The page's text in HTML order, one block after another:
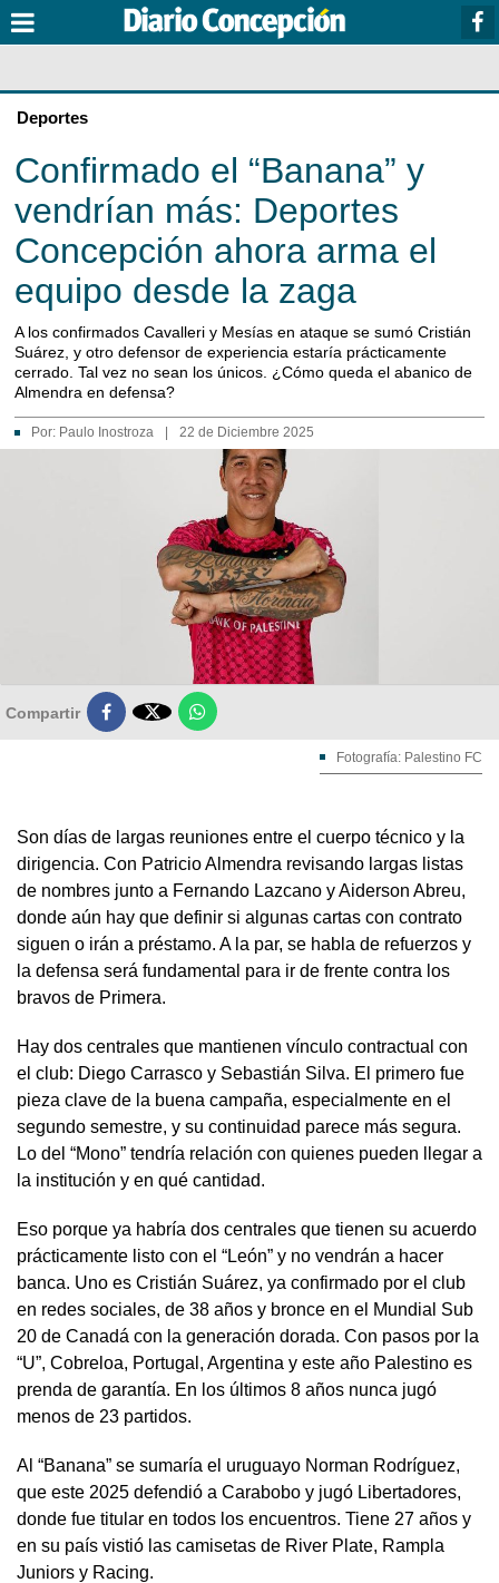
Deportes
Confirmado el “Banana” y
vendrían más: Deportes
Concepción ahora arma el
equipo desde la zaga
A los confirmados Cavalleri y Mesías en ataque se sumó Cristián
Suárez, y otro defensor de experiencia estaría prácticamente
cerrado. Tal vez no sean los únicos. ¿Cómo queda el abanico de
Almendra en defensa?
Por: Paulo Inostroza 22 de Diciembre 2025
Compartir 
Fotografía: Palestino FC
Son días de largas reuniones entre el cuerpo técnico y la
dirigencia. Con Patricio Almendra revisando largas listas
de nombres junto a Fernando Lazcano y Aiderson Abreu,
donde aún hay que definir si algunas cartas con contrato
siguen o irán a préstamo. A la par, se habla de refuerzos y
la defensa será fundamental para ir de frente contra los
bravos de Primera.
Hay dos centrales que mantienen vínculo contractual con
el club: Diego Carrasco y Sebastián Silva. El primero fue
pieza clave de la buena campaña, especialmente en el
segundo semestre, y su continuidad parece más segura.
Lo del “Mono” tendría relación con quienes pueden llegar a
la institución y en qué cantidad.
Eso porque ya habría dos centrales que tienen su acuerdo
prácticamente listo con el “León” y no vendrán a hacer
banca. Uno es Cristián Suárez, ya confirmado por el club
en redes sociales, de 38 años y bronce en el Mundial Sub
20 de Canadá con la generación dorada. Con pasos por la
“U”, Cobreloa, Portugal, Argentina y este año Palestino es
prenda de garantía. En los últimos 8 años nunca jugó
menos de 23 partidos.
Al “Banana” se sumaría el uruguayo Norman Rodríguez,
que este 2025 defendió a Carabobo y jugó Libertadores,
donde fue titular en todos los encuentros. Tiene 27 años y
en su país vistió las camisetas de River Plate, Rampla
Juniors y Racing.